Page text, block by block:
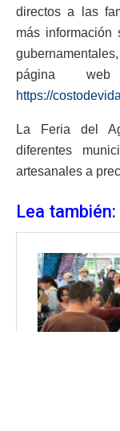
directos a las
más información
página
https://
La Feria del
diferentes
artesanales a
Lea también: